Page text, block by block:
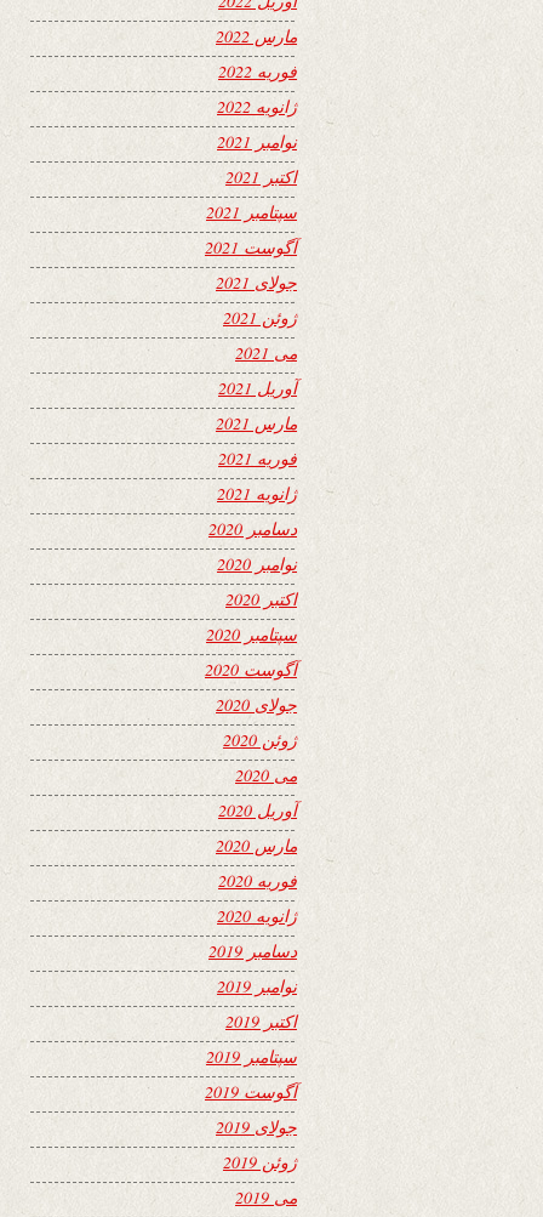
مارس 2022
فوریه 2022
ژانویه 2022
نوامبر 2021
اکتبر 2021
سپتامبر 2021
آگوست 2021
جولای 2021
ژوئن 2021
می 2021
آوریل 2021
مارس 2021
فوریه 2021
ژانویه 2021
دسامبر 2020
نوامبر 2020
اکتبر 2020
سپتامبر 2020
آگوست 2020
جولای 2020
ژوئن 2020
می 2020
آوریل 2020
مارس 2020
فوریه 2020
ژانویه 2020
دسامبر 2019
نوامبر 2019
اکتبر 2019
سپتامبر 2019
آگوست 2019
جولای 2019
ژوئن 2019
می 2019